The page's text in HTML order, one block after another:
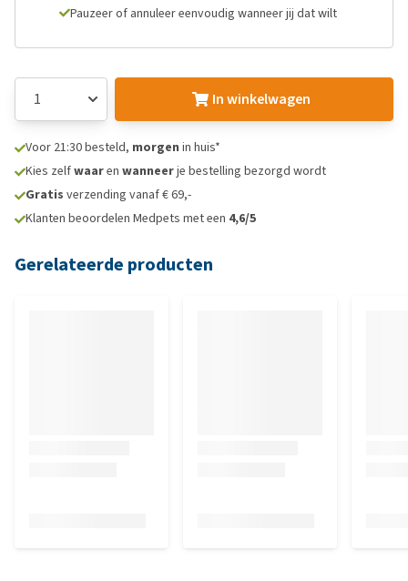
Pauzeer of annuleer eenvoudig wanneer jij dat wilt
In winkelwagen
Voor 21:30 besteld, morgen in huis*
Kies zelfwaaren wanneerje bestelling bezorgd wordt
Gratis verzending vanaf € 69,-
Klanten beoordelen Medpets met een 4,6/5
Gerelateerde producten